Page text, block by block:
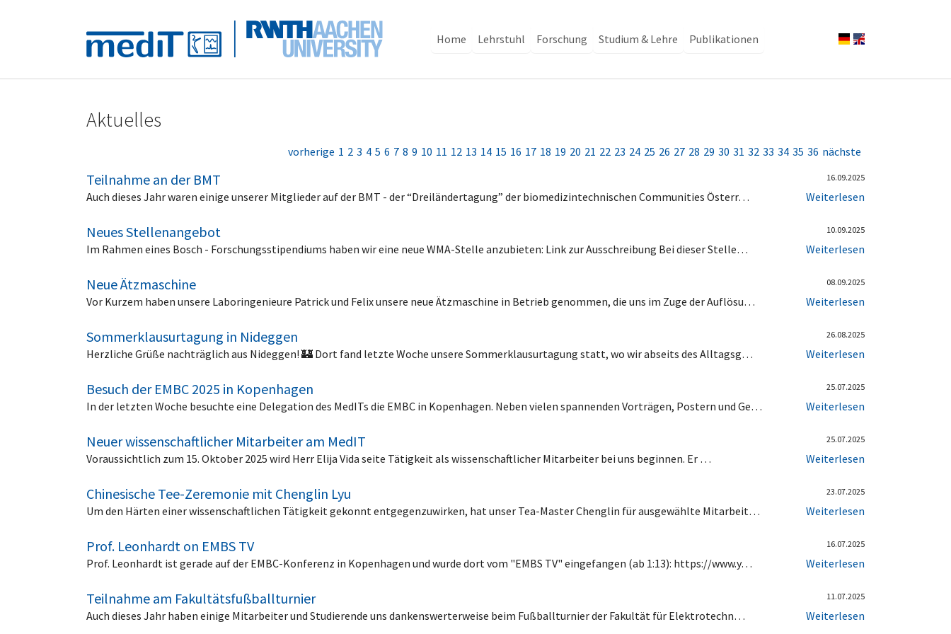
Home Lehrstuhl Forschung Studium & Lehre Publikationen
Aktuelles
vorherige 1 2 3 4 5 6 7 8 9 10 11 12 13 14 15 16 17 18 19 20 21 22 23 24 25 26 27 28 29 30 31 32 33 34 35 36 nächste
Teilnahme an der BMT 16.09.2025
Auch dieses Jahr waren einige unserer Mitglieder auf der BMT - der “Dreiländertagung” der biomedizintechnischen Communities Österr… Weiterlesen
Neues Stellenangebot 10.09.2025
Im Rahmen eines Bosch - Forschungsstipendiums haben wir eine neue WMA-Stelle anzubieten: Link zur Ausschreibung Bei dieser Stelle… Weiterlesen
Neue Ätzmaschine 08.09.2025
Vor Kurzem haben unsere Laboringenieure Patrick und Felix unsere neue Ätzmaschine in Betrieb genommen, die uns im Zuge der Auflösu… Weiterlesen
Sommerklausurtagung in Nideggen 26.08.2025
Herzliche Grüße nachträglich aus Nideggen! 🏰 Dort fand letzte Woche unsere Sommerklausurtagung statt, wo wir abseits des Alltagsg… Weiterlesen
Besuch der EMBC 2025 in Kopenhagen 25.07.2025
In der letzten Woche besuchte eine Delegation des MedITs die EMBC in Kopenhagen. Neben vielen spannenden Vorträgen, Postern und Ge… Weiterlesen
Neuer wissenschaftlicher Mitarbeiter am MedIT 25.07.2025
Voraussichtlich zum 15. Oktober 2025 wird Herr Elija Vida seite Tätigkeit als wissenschaftlicher Mitarbeiter bei uns beginnen. Er … Weiterlesen
Chinesische Tee-Zeremonie mit Chenglin Lyu 23.07.2025
Um den Härten einer wissenschaftlichen Tätigkeit gekonnt entgegenzuwirken, hat unser Tea-Master Chenglin für ausgewählte Mitarbeit… Weiterlesen
Prof. Leonhardt on EMBS TV 16.07.2025
Prof. Leonhardt ist gerade auf der EMBC-Konferenz in Kopenhagen und wurde dort vom "EMBS TV" eingefangen (ab 1:13): https://www.y… Weiterlesen
Teilnahme am Fakultätsfußballturnier 11.07.2025
Auch dieses Jahr haben einige Mitarbeiter und Studierende uns dankenswerterweise beim Fußballturnier der Fakultät für Elektrotechn… Weiterlesen